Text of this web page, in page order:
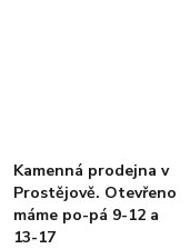
Kamenná prodejna v
Prostějově. Otevřeno
máme po-pá 9-12 a
13-17